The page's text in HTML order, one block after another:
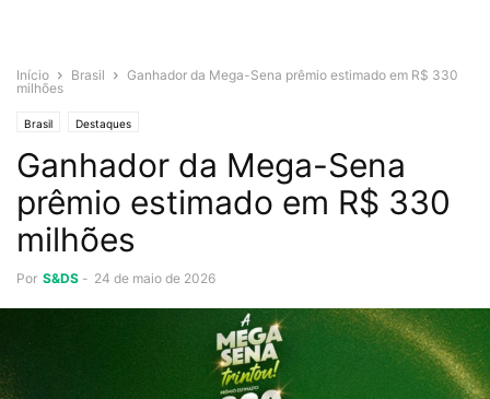
Início Brasil
Ganhador da Mega-Sena prêmio estimado em R$ 330
milhões
Brasil Destaques
Ganhador da Mega-Sena
prêmio estimado em R$ 330
milhões
Por S&DS - 24 de maio de 2026